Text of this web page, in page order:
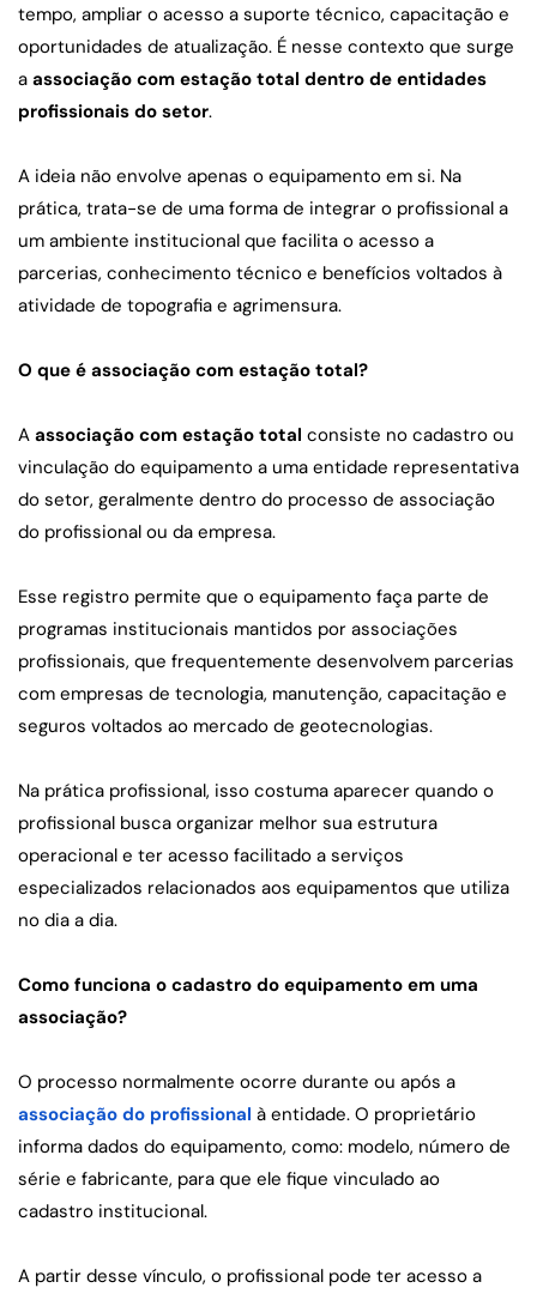
tempo, ampliar o acesso a suporte técnico, capacitação e
oportunidades de atualização. É nesse contexto que surge
a associação com estação total dentro de entidades
profissionais do setor.
A ideia não envolve apenas o equipamento em si. Na
prática, trata-se de uma forma de integrar o profissional a
um ambiente institucional que facilita o acesso a
parcerias, conhecimento técnico e benefícios voltados à
atividade de topografia e agrimensura.
O que é associação com estação total?
A associação com estação total consiste no cadastro ou
vinculação do equipamento a uma entidade representativa
do setor, geralmente dentro do processo de associação
do profissional ou da empresa.
Esse registro permite que o equipamento faça parte de
programas institucionais mantidos por associações
profissionais, que frequentemente desenvolvem parcerias
com empresas de tecnologia, manutenção, capacitação e
seguros voltados ao mercado de geotecnologias.
Na prática profissional, isso costuma aparecer quando o
profissional busca organizar melhor sua estrutura
operacional e ter acesso facilitado a serviços
especializados relacionados aos equipamentos que utiliza
no dia a dia.
Como funciona o cadastro do equipamento em uma
associação?
associação do profissional à entidade. O proprietário
informa dados do equipamento, como: modelo, número de
série e fabricante, para que ele fique vinculado ao
cadastro institucional.